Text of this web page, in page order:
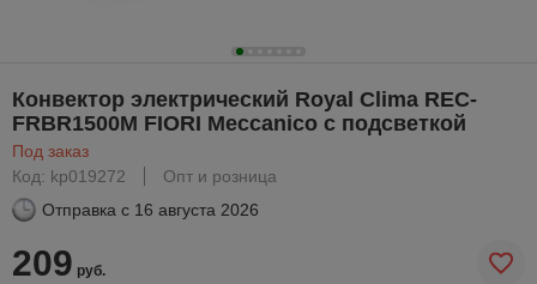
Конвектор электрический Royal Clima REC-
FRBR1500M FIORI Meccanico с подсветкой
Под заказ
Код: kp019272
Опт и розница
Отправка с 16 августа 2026
209 руб.